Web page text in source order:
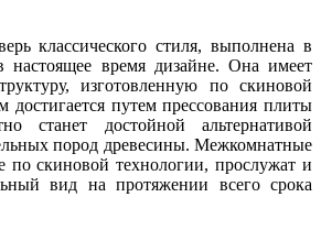
классического стиля, выполнена в
настоящее время дизайне. Она имеет
изготовленную по скиновой
достигается путем прессования плиты
станет достойной альтернативой
пород древесины. Межкомнатные
по скиновой технологии, прослужат и
вид на протяжении всего срока